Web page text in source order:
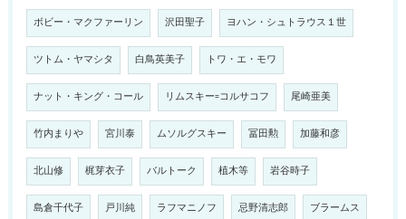
ボビー・マクファーリン 沢田聖子 ヨハン・シュトラウス１世
ツトム・ヤマシタ 白鳥英美子 トワ・エ・モワ
ナット・キング・コール リムスキー=コルサコフ 尾崎亜美
竹内まりや 宮川泰 ムソルグスキー 冨田勲 加藤和彦
北山修 梶芽衣子 バルトーク 植木等 岩谷時子
島倉千代子 戸川純 ラフマニノフ 忌野清志郎 ブラームス